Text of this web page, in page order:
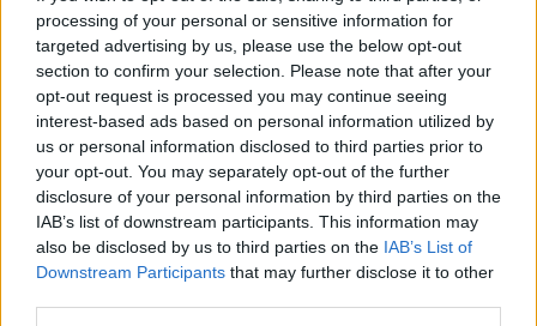
processing of your personal or sensitive information for
targeted advertising by us, please use the below opt-out
section to confirm your selection. Please note that after your
opt-out request is processed you may continue seeing
interest-based ads based on personal information utilized by
us or personal information disclosed to third parties prior to
your opt-out. You may separately opt-out of the further
disclosure of your personal information by third parties on the
IAB’s list of downstream participants. This information may
also be disclosed by us to third parties on the IAB’s List of
Downstream Participants that may further disclose it to other
Σε έναν αγώνα που δεν είχε μεγάλες επιδόσεις, η
Παπαχρήστουεκμεταλλεύτηκε τις συνθήκες και
με ένα μόλις έγκυρο άλμα στα 14,15μ. κατάφερε να
«κλέψει» το μετάλλιο από τις αντιπάλους της.
Ο αγώνας σημαδεύτηκε από πολλά άκυρα άλματα,
καθώς εκτός της Παπαχρήστου που είχε 5 άκυρα